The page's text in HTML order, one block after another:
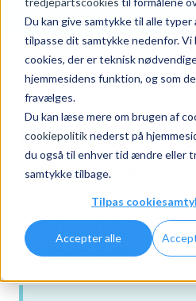
Du kan give samtykke til alle typer
tilpasse dit samtykke nedenfor. Vi
cookies, der er teknisk
hjemmesidens funktion, og som
fravælges.
Du kan læse mere om brugen af
cookiepolitiknederst på
du også til enhver tid ændre eller
samtykke tilbage.
Tilpas
Accepter alle
Myfone
Guide for softphone (Call
Direct
softphone
During an ongoing
perform a direct